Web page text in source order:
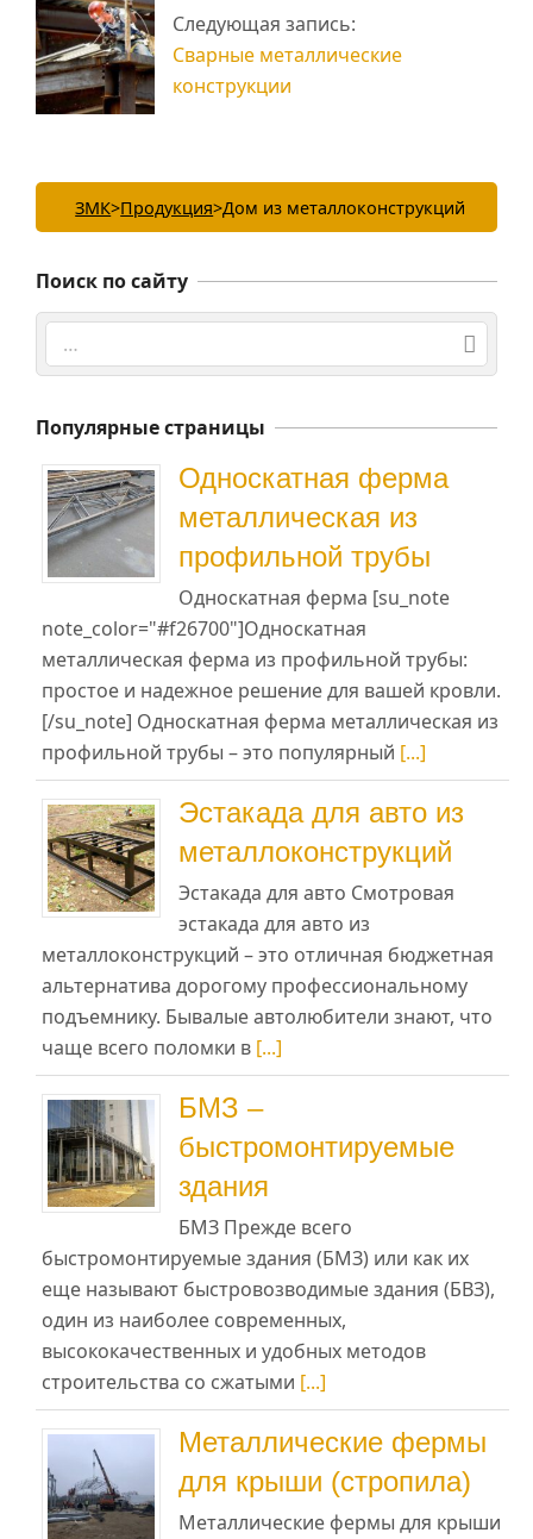
Следующая запись:
Сварные металлические
конструкции
ЗМК>Продукция>Дом из металлоконструкций
Поиск по сайту
Поиск
Популярные страницы
Односкатная ферма
металлическая из
профильной трубы
Односкатная ферма [su_note
note_color="#f26700"]Односкатная
металлическая ферма из профильной трубы:
простое и надежное решение для вашей кровли.
[/su_note] Односкатная ферма металлическая из
профильной трубы – это популярный [...]
Эстакада для авто из
металлоконструкций
Эстакада для авто Смотровая
эстакада для авто из
металлоконструкций – это отличная бюджетная
альтернатива дорогому профессиональному
подъемнику. Бывалые автолюбители знают, что
чаще всего поломки в [...]
БМЗ –
быстромонтируемые
здания
БМЗ Прежде всего
быстромонтируемые здания (БМЗ) или как их
еще называют быстровозводимые здания (БВЗ),
один из наиболее современных,
высококачественных и удобных методов
строительства со сжатыми [...]
Металлические фермы
для крыши (стропила)
Металлические фермы для крыши